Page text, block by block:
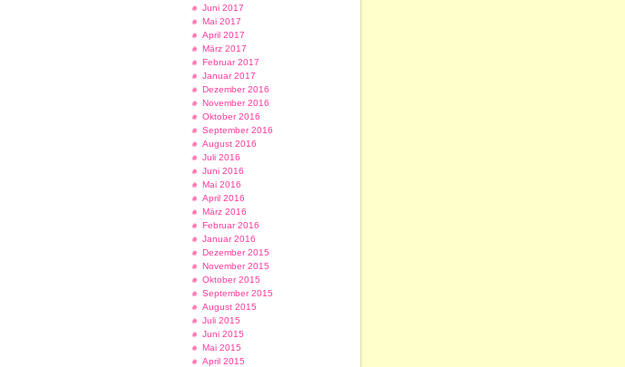
Juni 2017
Mai 2017
April 2017
März 2017
Februar 2017
Januar 2017
Dezember 2016
November 2016
Oktober 2016
September 2016
August 2016
Juli 2016
Juni 2016
Mai 2016
April 2016
März 2016
Februar 2016
Januar 2016
Dezember 2015
November 2015
Oktober 2015
September 2015
August 2015
Juli 2015
Juni 2015
Mai 2015
April 2015